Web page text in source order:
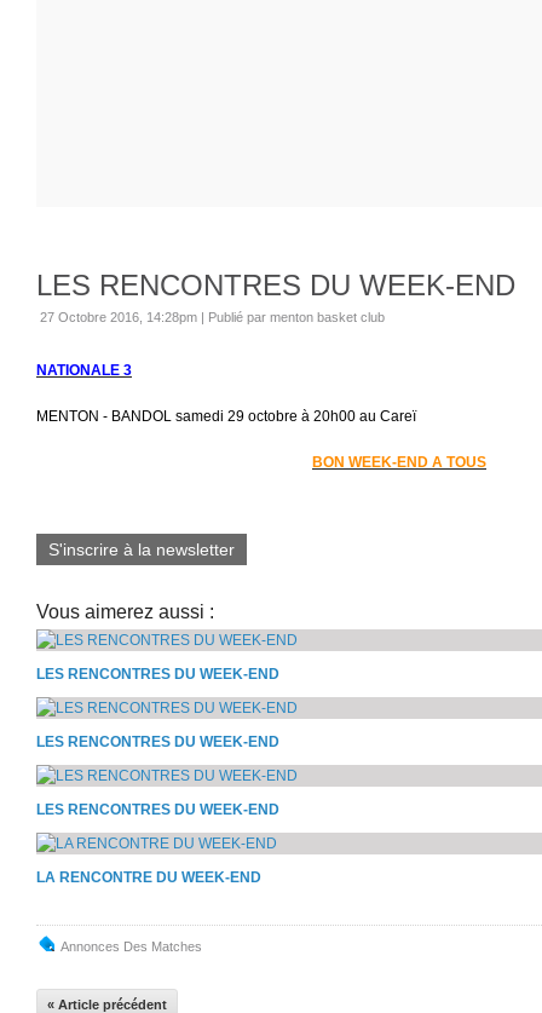
LES RENCONTRES DU WEEK-END
27 Octobre 2016, 14:28pm | Publié par menton basket club
NATIONALE 3
MENTON - BANDOL samedi 29 octobre à 20h00 au Careï
BON WEEK-END A TOUS
S'inscrire à la newsletter
Vous aimerez aussi :
LES RENCONTRES DU WEEK-END
LES RENCONTRES DU WEEK-END
LES RENCONTRES DU WEEK-END
LA RENCONTRE DU WEEK-END
Annonces Des Matches
« Article précédent